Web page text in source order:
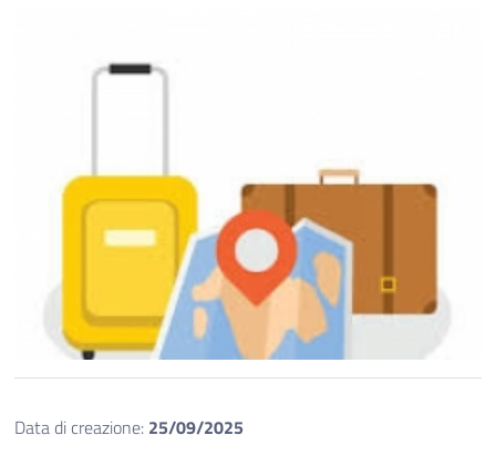
Data di creazione: 25/09/2025